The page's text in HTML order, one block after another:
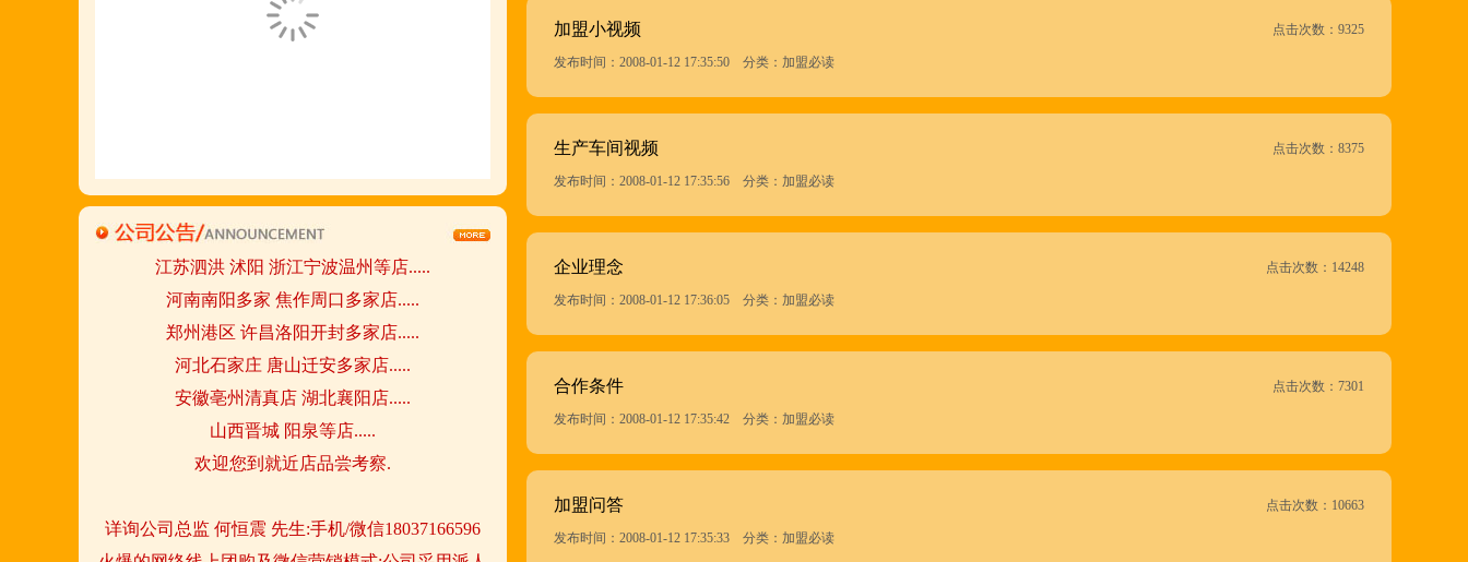
真实开店500家后,
陕西西安市 宁夏银川市 山东聊城市等店.....
加盟小视频 点击次数：9325
发布时间：2008-01-12 17:35:50 分类：加盟必读
生产车间视频 点击次数：8375
发布时间：2008-01-12 17:35:56 分类：加盟必读
企业理念 点击次数：14248
发布时间：2008-01-12 17:36:05 分类：加盟必读
合作条件 点击次数：7301
发布时间：2008-01-12 17:35:42 分类：加盟必读
加盟问答 点击次数：10663
发布时间：2008-01-12 17:35:33 分类：加盟必读